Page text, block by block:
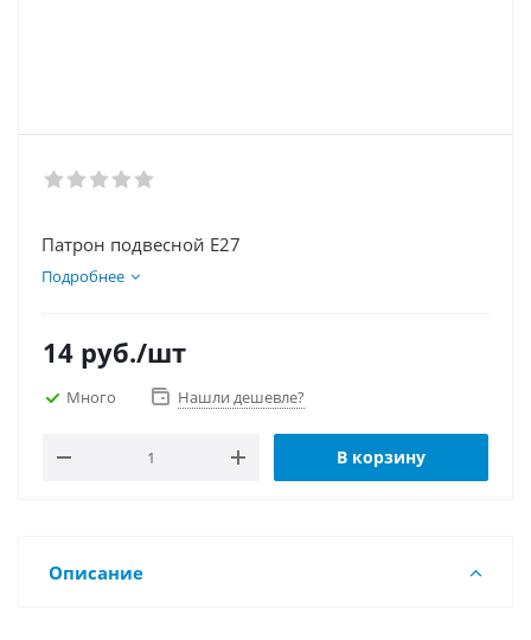
Патрон подвесной Е27
Подробнее
14 руб./шт
Много Нашли дешевле?
В корзину
Описание